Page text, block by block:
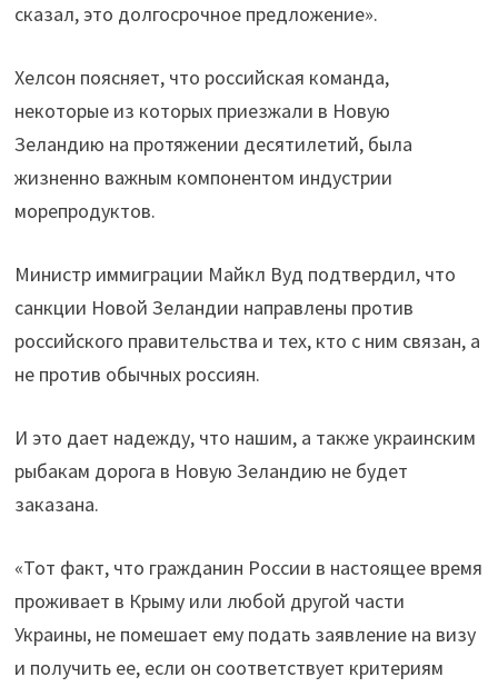
сказал, это долгосрочное предложение».
Хелсон поясняет, что российская команда,
некоторые из которых приезжали в Новую
Зеландию на протяжении десятилетий, была
жизненно важным компонентом индустрии
морепродуктов.
Министр иммиграции Майкл Вуд подтвердил, что
санкции Новой Зеландии направлены против
российского правительства и тех, кто с ним связан, а
не против обычных россиян.
И это дает надежду, что нашим, а также украинским
рыбакам дорога в Новую Зеландию не будет
заказана.
«Тот факт, что гражданин России в настоящее время
проживает в Крыму или любой другой части
Украины, не помешает ему подать заявление на визу
и получить ее, если он соответствует критериям